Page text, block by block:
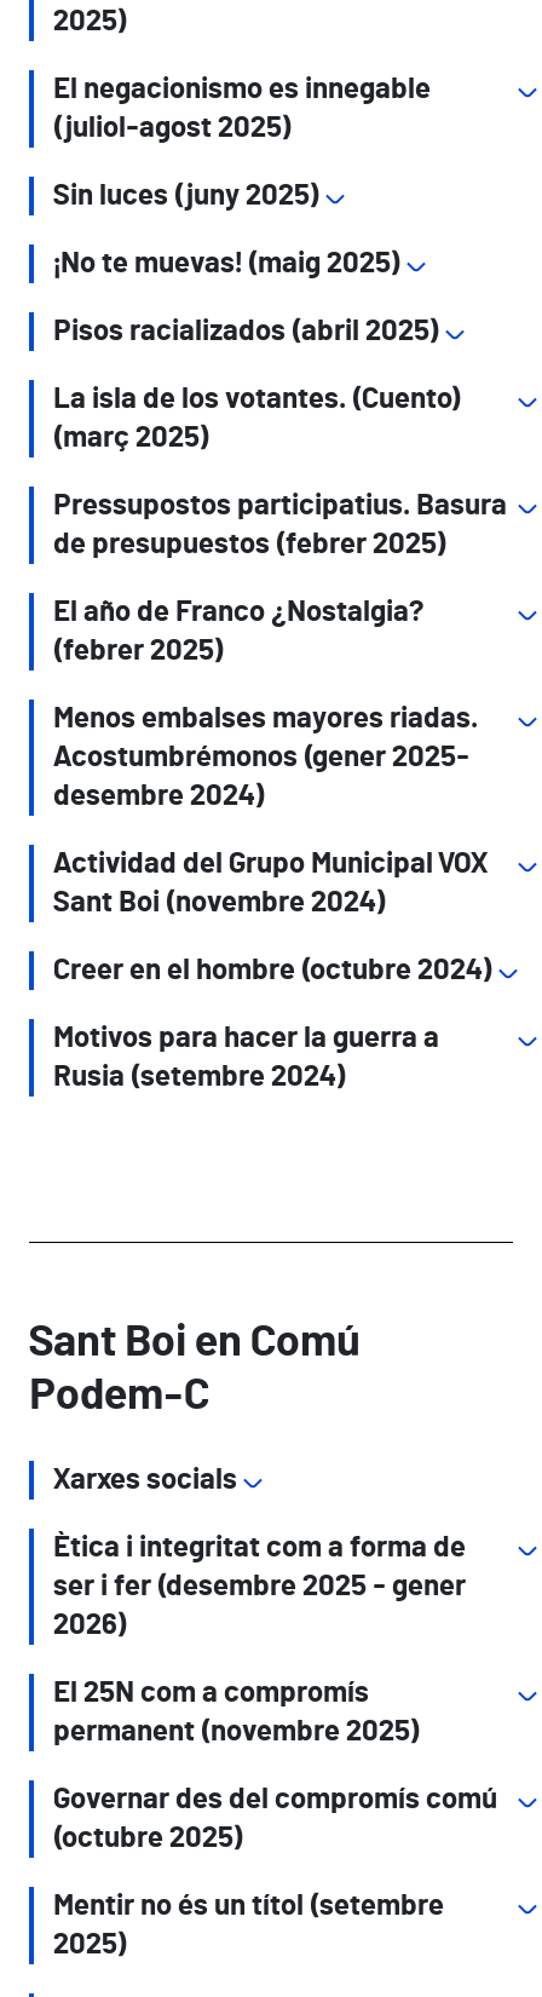
2025)
El negacionismo es innegable
(juliol-agost 2025)
Sin luces (juny 2025)
¡No te muevas! (maig 2025)
Pisos racializados (abril 2025)
La isla de los votantes. (Cuento)
(març 2025)
Pressupostos participatius. Basura
de presupuestos (febrer 2025)
El año de Franco ¿Nostalgia?
(febrer 2025)
Menos embalses mayores riadas.
Acostumbrémonos (gener 2025-
desembre 2024)
Actividad del Grupo Municipal VOX
Sant Boi (novembre 2024)
Creer en el hombre (octubre 2024)
Motivos para hacer la guerra a
Rusia (setembre 2024)
Sant Boi en Comú
Podem-C
Xarxes socials
Ètica i integritat com a forma de
ser i fer (desembre 2025 - gener
2026)
El 25N com a compromís
permanent (novembre 2025)
Governar des del compromís comú
(octubre 2025)
Mentir no és un títol (setembre
2025)